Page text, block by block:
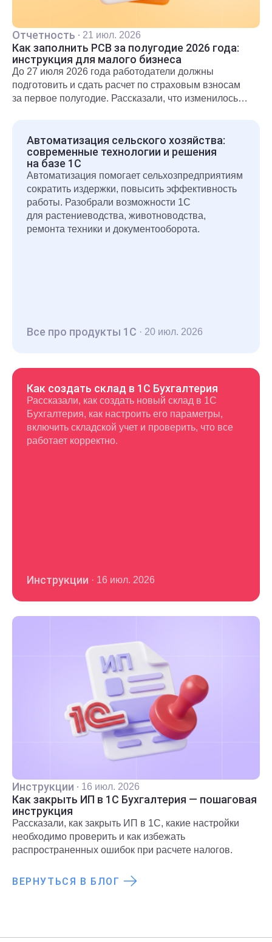
Отчетность · 21 июл. 2026
Как заполнить РСВ за полугодие 2026 года:
инструкция для малого бизнеса
До 27 июля 2026 года работодатели должны
подготовить и сдать расчет по страховым взносам
за первое полугодие. Рассказали, что изменилось
Автоматизация сельского хозяйства:
современные технологии и решения
на базе 1С
Автоматизация помогает сельхозпредприятиям
сократить издержки, повысить эффективность
работы. Разобрали возможности 1С
для растениеводства, животноводства,
ремонта техники и документооборота.
Все про продукты 1С · 20 июл. 2026
Как создать склад в 1С Бухгалтерия
Рассказали, как создать новый склад в 1С
Бухгалтерия, как настроить его параметры,
включить складской учет и проверить, что все
работает корректно.
Инструкции · 16 июл. 2026
Инструкции · 16 июл. 2026
Как закрыть ИП в 1С Бухгалтерия — пошаговая
инструкция
Рассказали, как закрыть ИП в 1С, какие настройки
необходимо проверить и как избежать
распространенных ошибок при расчете налогов.
ВЕРНУТЬСЯ В БЛОГ